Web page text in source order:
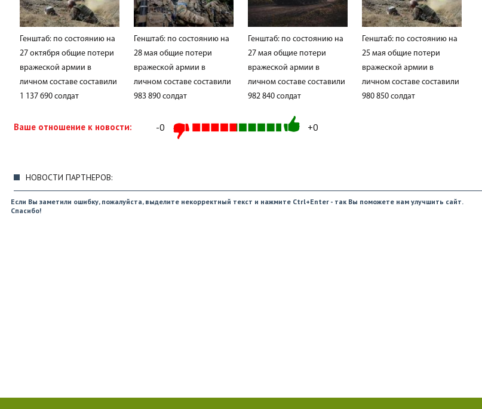
Генштаб: по состоянию на
27 октября общие потери
вражеской армии в
личном составе составили
1 137 690 солдат
Генштаб: по состоянию на
28 мая общие потери
вражеской армии в
личном составе составили
983 890 солдат
Генштаб: по состоянию на
27 мая общие потери
вражеской армии в
личном составе составили
982 840 солдат
Генштаб: по состоянию на
25 мая общие потери
вражеской армии в
личном составе составили
980 850 солдат
Ваше отношение к новости: -0 +0
НОВОСТИ ПАРТНЕРОВ:
Если Вы заметили ошибку, пожалуйста, выделите некорректный текст и нажмите Ctrl+Enter - так Вы поможете нам улучшить сайт.
Спасибо!